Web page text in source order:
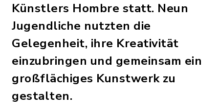
Künstlers Hombre statt. Neun
Jugendliche nutzten die
Gelegenheit, ihre Kreativität
einzubringen und gemeinsam ein
großflächiges Kunstwerk zu
gestalten.